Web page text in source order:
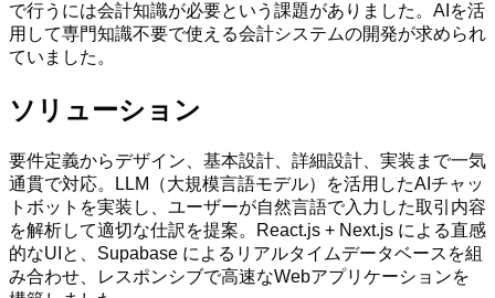
で行うには会計知識が必要という課題がありました。AIを活
用して専門知識不要で使える会計システムの開発が求められ
ていました。
ソリューション
要件定義からデザイン、基本設計、詳細設計、実装まで一気
通貫で対応。LLM（大規模言語モデル）を活用したAIチャッ
トボットを実装し、ユーザーが自然言語で入力した取引内容
を解析して適切な仕訳を提案。React.js + Next.js による直感
的なUIと、Supabase によるリアルタイムデータベースを組
み合わせ、レスポンシブで高速なWebアプリケーションを